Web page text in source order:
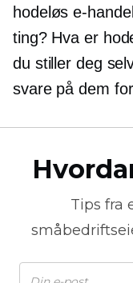
hodeløs e-
ting? Hva er
du stiller deg
svare på dem
Tips fra